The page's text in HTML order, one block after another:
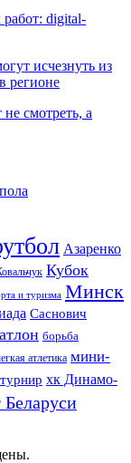
digital-
исчезнуть из
регионе
смотреть, а
Азаренко
Кубок
и туризма Минск
Саснович
борьба
атлетика мини-
турнир хк Динамо-